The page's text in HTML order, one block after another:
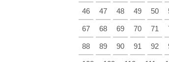
46 47 48 49 50
67 68 69 70 71
88 89 90 91 92